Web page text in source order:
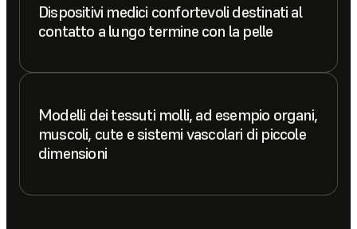
Dispositivi medici confortevoli destinati al
contatto a lungo termine con la pelle
Modelli dei tessuti molli, ad esempio organi,
muscoli, cute e sistemi vascolari di piccole
dimensioni